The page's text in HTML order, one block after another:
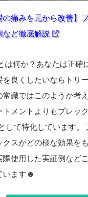
の痛みを元から改善】
など徹底解説
は何か？あなたは正確
を良くしたいならトリ
常識ではこのようか考
トメントよりもプレッ
して特化しています。
クスがどの様な効果を
際使用した実証例など
います☻